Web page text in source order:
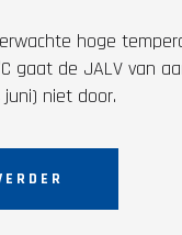
hoge
gaat de JALV van
niet door.